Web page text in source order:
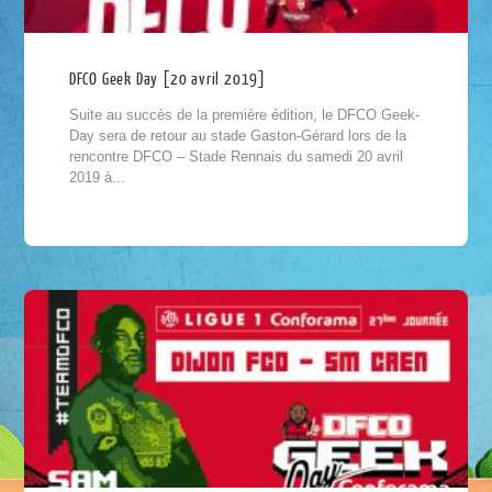
DFCO Geek Day [20 avril 2019]
Suite au succès de la première édition, le DFCO Geek-
Day sera de retour au stade Gaston-Gérard lors de la
rencontre DFCO – Stade Rennais du samedi 20 avril
2019 à...